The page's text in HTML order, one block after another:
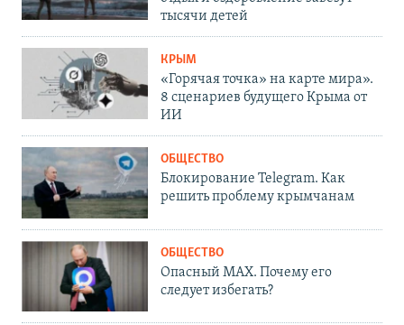
тысячи детей
КРЫМ
«Горячая точка» на карте мира».
8 сценариев будущего Крыма от
ИИ
ОБЩЕСТВО
Блокирование Telegram. Как
решить проблему крымчанам
ОБЩЕСТВО
Опасный MAX. Почему его
следует избегать?